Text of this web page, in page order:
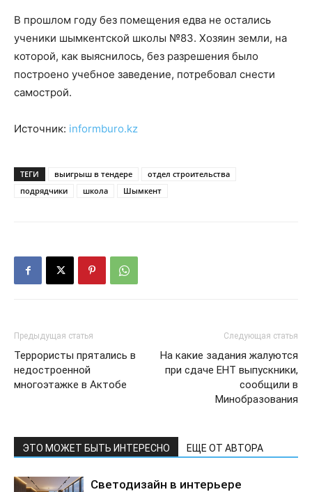
В прошлом году без помещения едва не остались
ученики шымкентской школы №83. Хозяин земли, на
которой, как выяснилось, без разрешения было
построено учебное заведение, потребовал снести
самострой.
Источник: informburo.kz
ТЕГИ выигрыш в тендере
отдел строительства
подрядчики
школа Шымкент
Предыдущая статья
Террористы прятались в
недостроенной
многоэтажке в Актобе
Следующая статья
На какие задания жалуются
при сдаче ЕНТ выпускники,
сообщили в
Минобразования
ЭТО МОЖЕТ БЫТЬ ИНТЕРЕСНО ЕЩЕ ОТ АВТОРА
Светодизайн в интерьере